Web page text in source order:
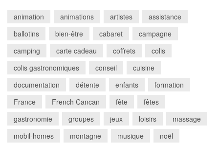
animation animations artistes
assistance
ballotins
bien-être cabaret
campagne
camping
carte cadeau coffrets
colis
colis gastronomiques
conseil
cuisine
documentation
détente enfants
formation
France
French Cancan fête
fêtes
gastronomie
groupes jeux loisirs
massage
mobil-homes
montagne musique
noël